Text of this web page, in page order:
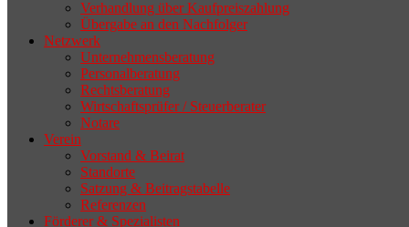
Verhandlung über Kaufpreiszahlung
Übergabe an den Nachfolger
Netzwerk
Unternehmensberatung
Personalberatung
Rechtsberatung
Wirtschaftsprüfer / Steuerberater
Notare
Verein
Vorstand & Beirat
Standorte
Satzung & Beitragstabelle
Referenzen
Förderer & Spezialisten